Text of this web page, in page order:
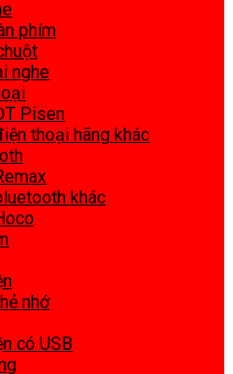
phím
nghe
Pisen
thoại hãng khác
khác
nhớ
có USB